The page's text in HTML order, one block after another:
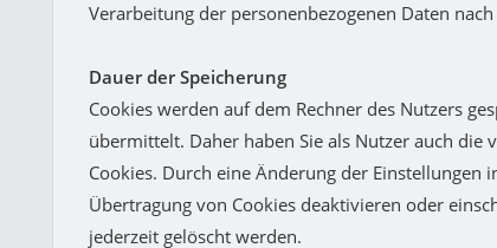
Verarbeitung der personenbezogenen Daten
Dauer der Speicherung
Cookies werden auf dem Rechner des Nutzers
übermittelt. Daher haben Sie als Nutzer auch
Cookies. Durch eine Änderung der
Übertragung von Cookies deaktivieren oder
jederzeit gelöscht werden.